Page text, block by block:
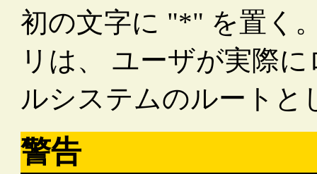
初の文字に "*" を置く
リは、 ユーザが実際
ルシステムのルート
警告